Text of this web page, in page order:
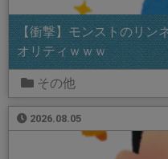
【衝撃】モンストのリン
オリティｗｗｗ
その他
2026.08.05